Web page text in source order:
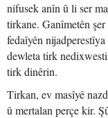
nifusek anîn û li ser
tirkane. Ganîmetên
fedaîyên
dewleta tirk
tirk dinêrin.
Tirkan, ev masîyê
û mertalan perçe kir.